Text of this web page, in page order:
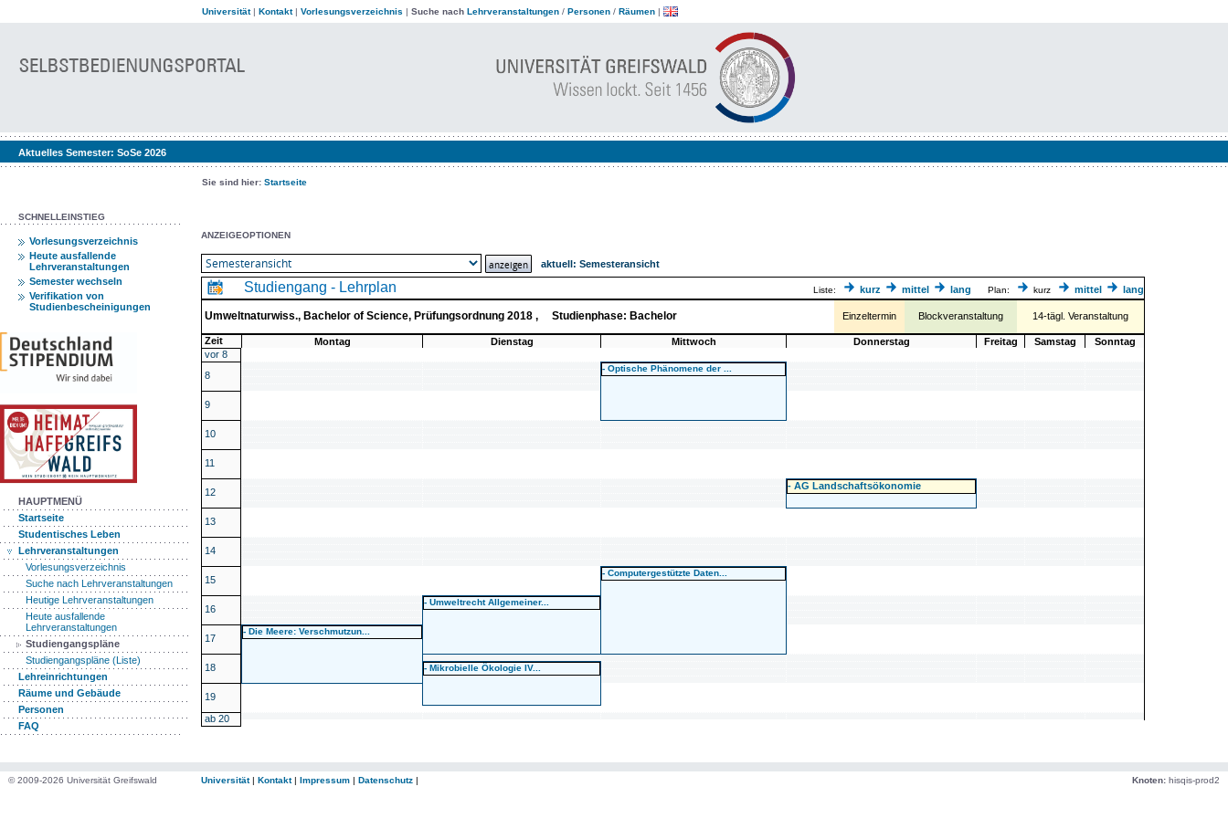
Universität| Kontakt| Vorlesungsverzeichnis | Suche nach Lehrveranstaltungen / Personen / Räumen |
Aktuelles Semester: SoSe 2026
Sie sind hier: Startseite
SCHNELLEINSTIEG
Vorlesungsverzeichnis
Heute ausfallende
Lehrveranstaltungen
Semester wechseln
Verifikation von
Studienbescheinigungen
HAUPTMENÜ
Startseite
Studentisches Leben
Lehrveranstaltungen
Vorlesungsverzeichnis
Suche nach Lehrveranstaltungen
Heutige Lehrveranstaltungen
Heute ausfallende
Lehrveranstaltungen
Studiengangspläne
Studiengangspläne (Liste)
Lehreinrichtungen
Räume und Gebäude
Personen
FAQ
ANZEIGEOPTIONEN
aktuell: Semesteransicht
Studiengang - Lehrplan Liste: kurz mittel lang Plan: kurz mittel lang
Umweltnaturwiss., Bachelor of Science, Prüfungsordnung 2018 , Studienphase: Bachelor Einzeltermin Blockveranstaltung 14-tägl. Veranstaltung
Zeit Montag Dienstag Mittwoch Donnerstag Freitag Samstag
Sonntag
vor 8
8
- Optische Phänomene der ...
9
10
11
12
- AG Landschaftsökonomie
13
14
15
- Computergestützte Daten...
16
- Umweltrecht Allgemeiner...
17
- Die Meere: Verschmutzun...
18 - Mikrobielle Ökologie IV...
19
ab 20
© 2009-2026 Universität Greifswald Universität| Kontakt| Impressum | Datenschutz | Knoten: hisqis-prod2